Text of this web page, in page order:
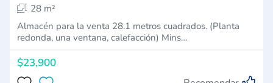
28 m²
Almacén para la venta 28.1 metros cuadrados. (Planta
redonda, una ventana, calefacción) Mins…
$23,900